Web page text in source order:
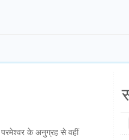
परमेश्वर के अनुग्रह से वहीं